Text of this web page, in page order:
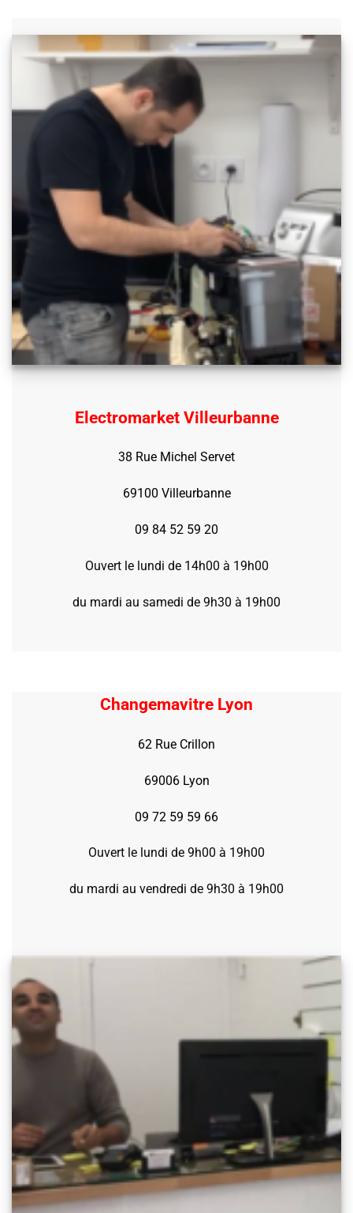
Electromarket Villeurbanne
38 Rue Michel Servet
69100 Villeurbanne
09 84 52 59 20
Ouvert le lundi de 14h00 à 19h00
du mardi au samedi de 9h30 à 19h00
Changemavitre Lyon
62 Rue Crillon
69006 Lyon
09 72 59 59 66
Ouvert le lundi de 9h00 à 19h00
du mardi au vendredi de 9h30 à 19h00